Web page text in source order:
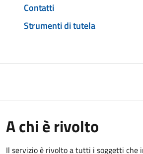
Contatti
Strumenti di tutela
A chi è rivolto
Il servizio è rivolto a tutti i soggetti che